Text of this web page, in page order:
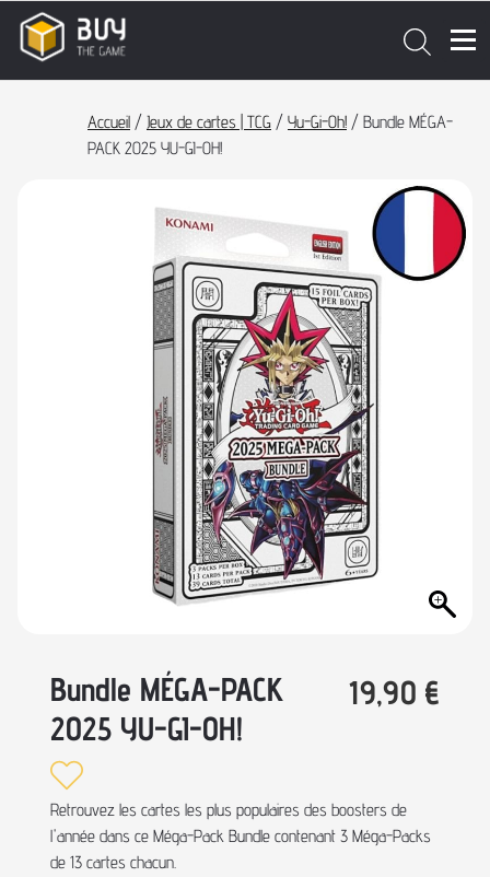
Accueil / Jeux de cartes | TCG / Yu-Gi-Oh! / Bundle MÉGA-
PACK 2025 YU-GI-OH!
Bundle MÉGA-PACK
2025 YU-GI-OH!
19,90 €
Retrouvez les cartes les plus populaires des boosters de
l'année dans ce Méga-Pack Bundle contenant 3 Méga-Packs
de 13 cartes chacun.